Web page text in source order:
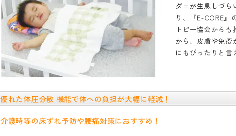
ダニが生息しづら
り、『E-CORE』
トピー協会から
から、皮膚や免疫
にもぴったりと言
優れた体圧分散 機能で体への負担が大幅に軽減！
介護時等の床ずれ予防や腰痛対策におすすめ！